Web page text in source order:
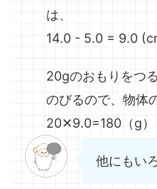
は、
14.0 - 5.0 = 9.0
20gのおもりをつ
のびるので、物体
20✕9.0=180（g）
他にもい